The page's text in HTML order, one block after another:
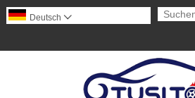
Deutsch 